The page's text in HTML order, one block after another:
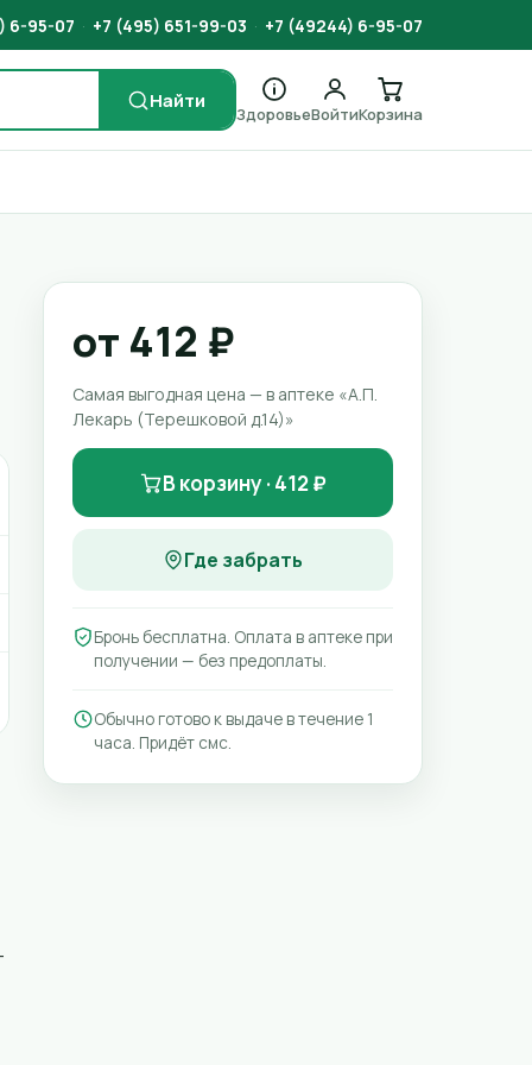
6-95-07 · +7 (495) 651-99-03 · +7 (49244) 6-95-07
Найти
ЗдоровьеВойтиКорзина
от 412 ₽
Самая выгодная цена — в аптеке «А.П.
Лекарь (Терешковой д.14)»
В корзину · 412 ₽
Где забрать
Бронь бесплатна. Оплата в аптеке при
получении — без предоплаты.
Обычно готово к выдаче в течение 1
часа. Придёт смс.